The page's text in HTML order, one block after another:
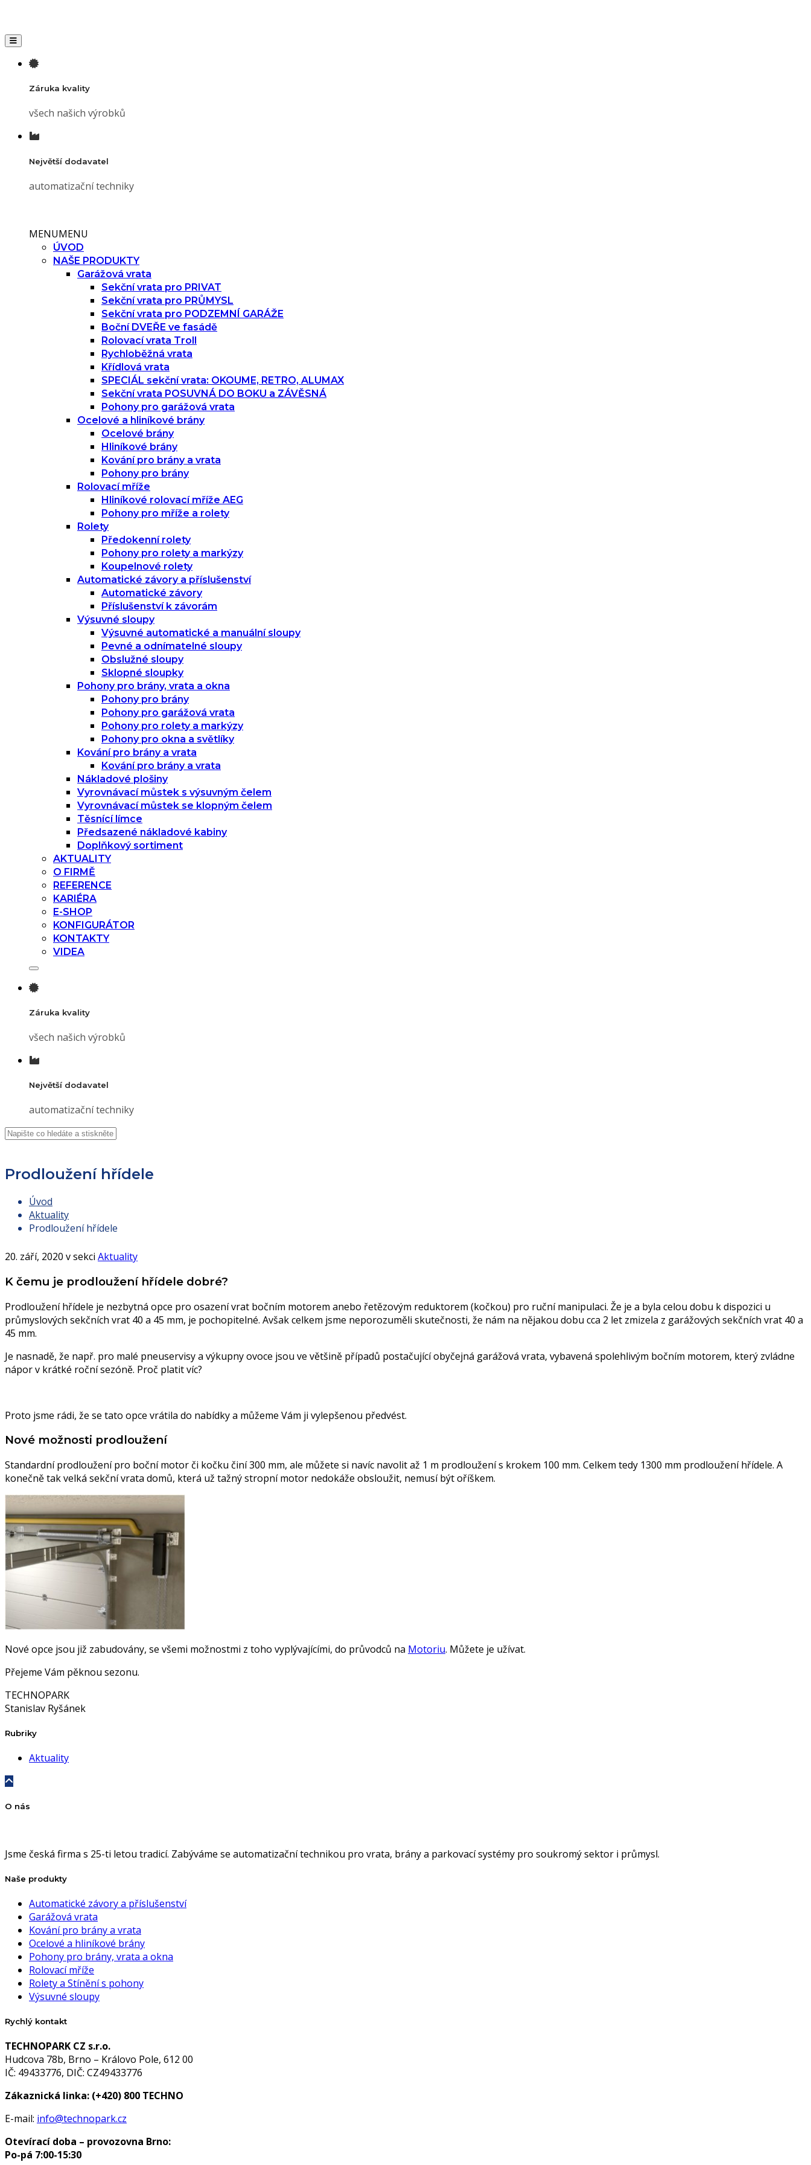
Toggle navigation
Záruka kvality
všech našich výrobků
Největší dodavatel
automatizační techniky
MENUMENU
ÚVOD
NAŠE PRODUKTY
Garážová vrata
Sekční vrata pro PRIVAT
Sekční vrata pro PRŮMYSL
Sekční vrata pro PODZEMNÍ GARÁŽE
Boční DVEŘE ve fasádě
Rolovací vrata Troll
Rychloběžná vrata
Křídlová vrata
SPECIÁL sekční vrata: OKOUME, RETRO, ALUMAX
Sekční vrata POSUVNÁ DO BOKU a ZÁVĚSNÁ
Pohony pro garážová vrata
Ocelové a hliníkové brány
Ocelové brány
Hliníkové brány
Kování pro brány a vrata
Pohony pro brány
Rolovací mříže
Hliníkové rolovací mříže AEG
Pohony pro mříže a rolety
Rolety
Předokenní rolety
Pohony pro rolety a markýzy
Koupelnové rolety
Automatické závory a příslušenství
Automatické závory
Příslušenství k závorám
Výsuvné sloupy
Výsuvné automatické a manuální sloupy
Pevné a odnímatelné sloupy
Obslužné sloupy
Sklopné sloupky
Pohony pro brány, vrata a okna
Pohony pro brány
Pohony pro garážová vrata
Pohony pro rolety a markýzy
Pohony pro okna a světlíky
Kování pro brány a vrata
Kování pro brány a vrata
Nákladové plošiny
Vyrovnávací můstek s výsuvným čelem
Vyrovnávací můstek se klopným čelem
Těsnící límce
Předsazené nákladové kabiny
Doplňkový sortiment
AKTUALITY
O FIRMĚ
REFERENCE
KARIÉRA
E-SHOP
KONFIGURÁTOR
KONTAKTY
VIDEA
Záruka kvality
všech našich výrobků
Největší dodavatel
automatizační techniky
Prodloužení hřídele
Úvod
Aktuality
Prodloužení hřídele
20. září, 2020 v sekci Aktuality
K čemu je prodloužení hřídele dobré?
Prodloužení hřídele je nezbytná opce pro osazení vrat bočním motorem anebo řetězovým reduktorem (kočkou) pro ruční manipulaci. Že je a byla celou dobu k dispozici u
průmyslových sekčních vrat 40 a 45 mm, je pochopitelné. Avšak celkem jsme neporozuměli skutečnosti, že nám na nějakou dobu cca 2 let zmizela z garážových sekčních vrat 40 a
45 mm.
Je nasnadě, že např. pro malé pneuservisy a výkupny ovoce jsou ve většině případů postačující obyčejná garážová vrata, vybavená spolehlivým bočním motorem, který zvládne
nápor v krátké roční sezóně. Proč platit víc?
Proto jsme rádi, že se tato opce vrátila do nabídky a můžeme Vám ji vylepšenou předvést.
Nové možnosti prodloužení
Standardní prodloužení pro boční motor či kočku činí 300 mm, ale můžete si navíc navolit až 1 m prodloužení s krokem 100 mm. Celkem tedy 1300 mm prodloužení hřídele. A
konečně tak velká sekční vrata domů, která už tažný stropní motor nedokáže obsloužit, nemusí být oříškem.
Nové opce jsou již zabudovány, se všemi možnostmi z toho vyplývajícími, do průvodců na Motoriu. Můžete je užívat.
Přejeme Vám pěknou sezonu.
TECHNOPARK
Stanislav Ryšánek
Rubriky
Aktuality
O nás
Jsme česká firma s 25-ti letou tradicí. Zabýváme se automatizační technikou pro vrata, brány a parkovací systémy pro soukromý sektor i průmysl.
Naše produkty
Automatické závory a příslušenství
Garážová vrata
Kování pro brány a vrata
Ocelové a hliníkové brány
Pohony pro brány, vrata a okna
Rolovací mříže
Rolety a Stínění s pohony
Výsuvné sloupy
Rychlý kontakt
TECHNOPARK CZ s.r.o.
Hudcova 78b, Brno – Královo Pole, 612 00
IČ: 49433776, DIČ: CZ49433776
Zákaznická linka: (+420) 800 TECHNO
E-mail: info@technopark.cz
Otevírací doba – provozovna Brno:
Po-pá 7:00-15:30